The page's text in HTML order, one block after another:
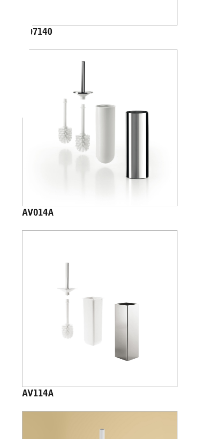
A07140
AV014A
AV114A